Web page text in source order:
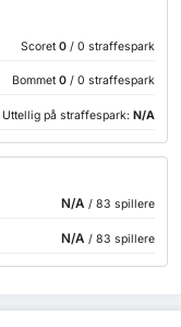
Scoret 0 / 0 straffespark
Bommet 0 / 0 straffespark
Uttellig på straffespark: N/A
N/A / 83 spillere
N/A / 83 spillere